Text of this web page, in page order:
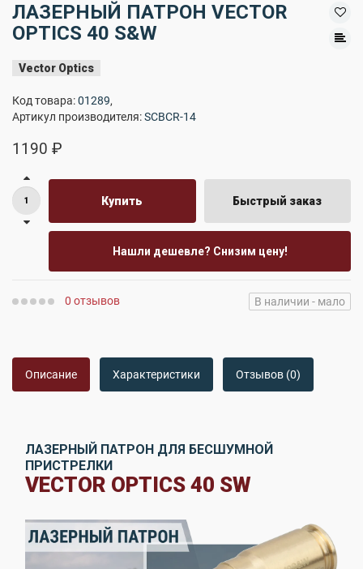
ЛАЗЕРНЫЙ ПАТРОН VECTOR
OPTICS 40 S&W
Vector Optics
Код товара:01289,
Артикул производителя:SCBCR-14
1190 ₽
Купить Быстрый заказ
Нашли дешевле? Снизим цену!
0 отзывов В наличии - мало
Описание Характеристики Отзывов (0)
ЛАЗЕРНЫЙ ПАТРОН ДЛЯ БЕСШУМНОЙ
ПРИСТРЕЛКИ
VECTOR OPTICS 40 SW